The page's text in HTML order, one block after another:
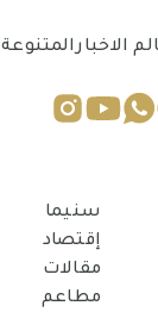
الاخبارالمتنوعة
سنيما
إقتصاد
مقالات
مطاعم